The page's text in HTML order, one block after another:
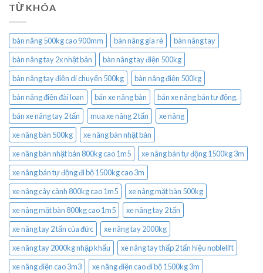
TỪ KHÓA
bàn nâng 500kg cao 900mm bàn nâng gía rẻ
bàn nâng tay
bàn nâng tay 2x nhật bản
bàn nâng tay điện 500kg
bàn nâng tay điện di chuyển 500kg
bàn nâng điện 500kg
bàn nâng điện đài loan
bán xe nâng bàn
bán xe nâng bán tự động.
bán xe nâng tay 2 tấn
mua xe nâng 2 tấn
xe nâng
xe nâng bàn 500kg
xe nâng bàn nhật bản
xe nâng bàn nhật bản 800kg cao 1m5
xe nâng bán tự động 1500kg 3m
xe nâng bán tự động đi bộ 1500kg cao 3m
xe nâng cây cảnh 800kg cao 1m5
xe nâng mặt bàn 500kg
xe nâng mặt bàn 800kg cao 1m5
xe nâng tay 2 tấn
xe nâng tay 2 tấn của đức
xe nâng tay 2000kg
xe nâng tay 2000kg nhập khẩu
xe nâng tay thấp 2 tấn hiệu noblelift
xe nâng điện cao 3m3
xe nâng điện cao đi bộ 1500kg 3m